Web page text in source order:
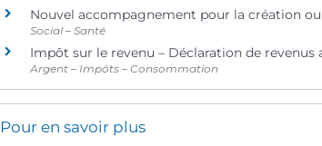
Nouvel accompagnement pour la création ou
Social – Santé
Impôt sur le revenu – Déclaration de revenus
Argent – Impôts – Consommation
Pour en savoir plus